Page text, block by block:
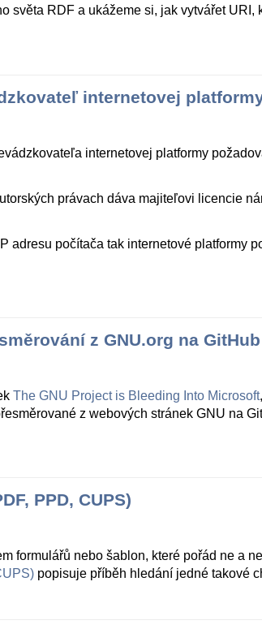
světa RDF a ukážeme si, jak vytvářet
internetovej
internetovej platformy
právach dáva majiteľovi licencie
adresu počítača tak internetové platformy
z GNU.org na GitHub
The GNU Project is Bleeding Into Microsoft
z webových stránek GNU na
PPD, CUPS)
formulářů nebo šablon, které pořád ne a
popisuje příběh hledání jedné takové